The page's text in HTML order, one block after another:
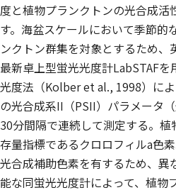
度と植物プランクトンの光合成
す。海盆スケールにおいて季節的
ンクトン群集を対象とするため
最新卓上型蛍光光度計LabSTAF
光度法（Kolber et al., 1998）に
の光合成系II（PSII）パラメータ
30分間隔で連続して測定する。
存量指標であるクロロフィルa色
光合成補助色素を有するため、異
能な同蛍光光度計によって、植物